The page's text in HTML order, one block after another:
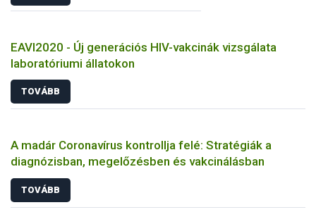
EAVI2020 - Új generációs HIV-vakcinák vizsgálata
laboratóriumi állatokon
TOVÁBB
A madár Coronavírus kontrollja felé: Stratégiák a
diagnózisban, megelőzésben és vakcinálásban
TOVÁBB